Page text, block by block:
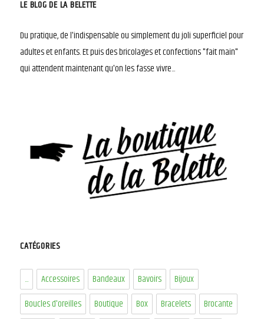
LE BLOG DE LA BELETTE
Du pratique, de l'indispensable ou simplement du joli superficiel pour
adultes et enfants. Et puis des bricolages et confections "fait main"
qui attendent maintenant qu'on les fasse vivre...
CATÉGORIES
... Accessoires Bandeaux Bavoirs
Bijoux
Boucles d'oreilles
Boutique Box Bracelets
Brocante